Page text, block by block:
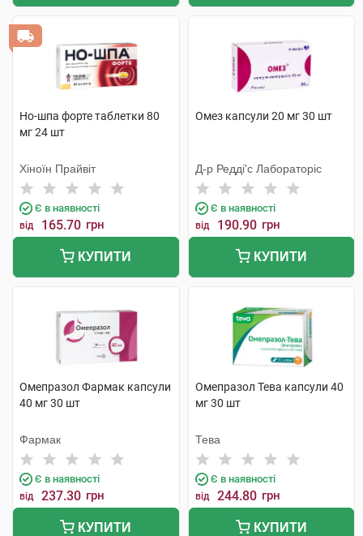
Но-шпа форте таблетки 80
мг 24 шт
Хіноїн Прайвіт
Є в наявності
від 165.70 грн
КУПИТИ
Омез капсули 20 мг 30 шт
Д-р Редді'с Лабораторіс
Є в наявності
від 190.90 грн
КУПИТИ
Омепразол Фармак капсули
40 мг 30 шт
Фармак
Є в наявності
від 237.30 грн
КУПИТИ
Омепразол Тева капсули 40
мг 30 шт
Тева
Є в наявності
від 244.80 грн
КУПИТИ